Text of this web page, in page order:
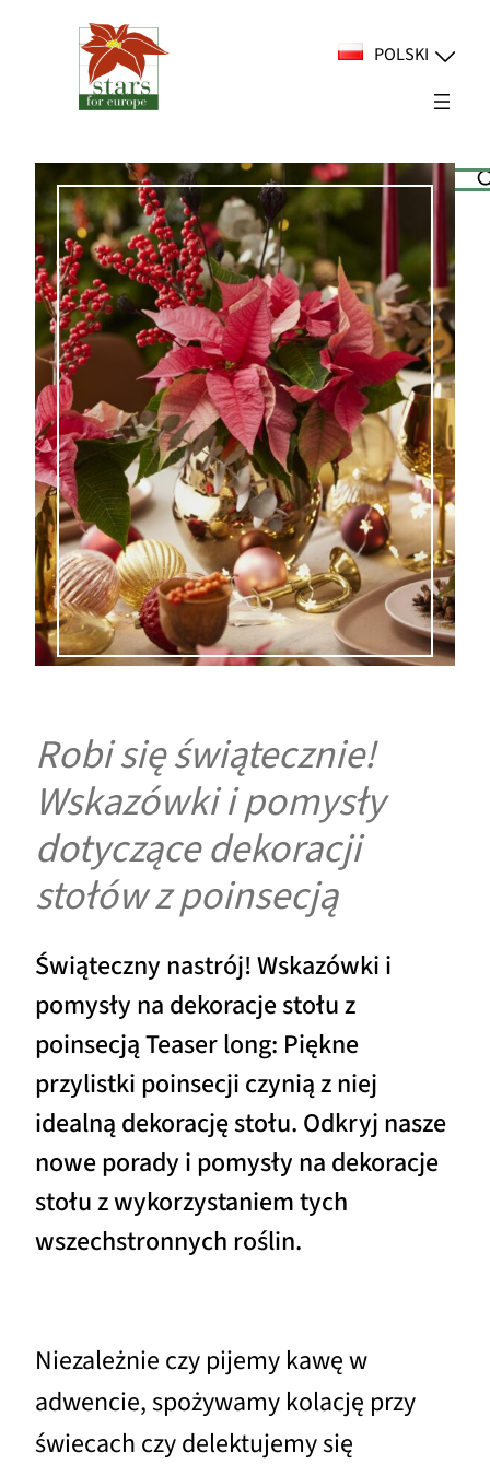
POLSKI
Suchen
Robi się świątecznie!
Wskazówki i pomysły
dotyczące dekoracji
stołów z poinsecją
Świąteczny nastrój! Wskazówki i
pomysły na dekoracje stołu z
poinsecją Teaser long: Piękne
przylistki poinsecji czynią z niej
idealną dekorację stołu. Odkryj nasze
nowe porady i pomysły na dekoracje
stołu z wykorzystaniem tych
wszechstronnych roślin.
Niezależnie czy pijemy kawę w
adwencie, spożywamy kolację przy
świecach czy delektujemy się